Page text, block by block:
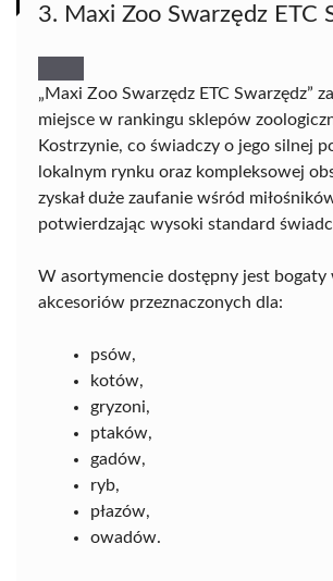
3. Maxi Zoo Swarzędz ETC
„Maxi Zoo Swarzędz ETC Swarzędz”
miejsce w rankingu sklepów
Kostrzynie, co świadczy o jego silnej
lokalnym rynku oraz kompleksowej
zyskał duże zaufanie wśród
potwierdzając wysoki standard
W asortymencie dostępny jest bogaty
akcesoriów przeznaczonych dla:
psów,
kotów,
gryzoni,
ptaków,
gadów,
ryb,
płazów,
owadów.